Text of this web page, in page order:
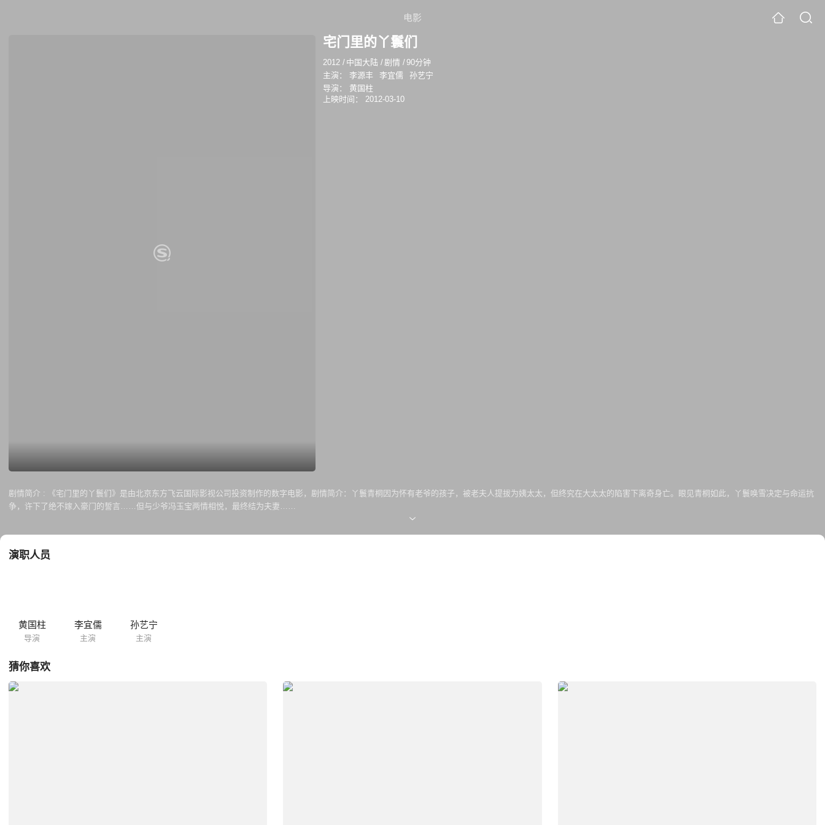
电影
宅门里的丫鬟们
2012 / 中国大陆 /剧情 /90分钟
主演：
李源丰 李宜儒
孙艺宁
导演：
黄国柱
上映时间：
2012-03-10
剧情简介 :
《宅门里的丫鬟们》是由北京东方飞云国际影视公司投资制作的数字电影，剧情简介：丫鬟青桐因为怀有老爷的孩子，被老夫人提拔为姨太太，但终究在大太太的陷害下离奇身亡。眼见青桐如此，丫鬟唤雪决定与命运抗
争，许下了绝不嫁入豪门的誓言……但与少爷冯玉宝两情相悦，最终结为夫妻……
演职人员
黄国柱
导演
李宜儒
主演
孙艺宁
主演
猜你喜欢